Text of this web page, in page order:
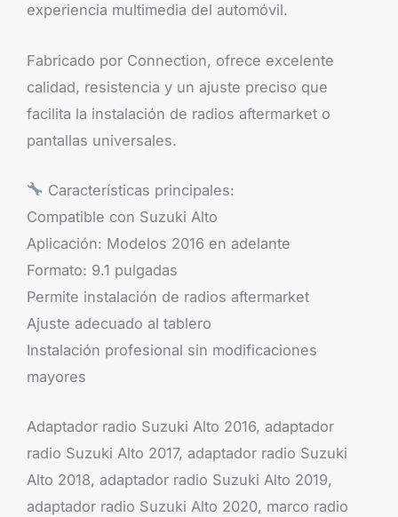
experiencia multimedia del automóvil.
Fabricado por Connection, ofrece excelente
calidad, resistencia y un ajuste preciso que
facilita la instalación de radios aftermarket o
pantallas universales.
Características principales:
Compatible con Suzuki Alto
Aplicación: Modelos 2016 en adelante
Formato: 9.1 pulgadas
Permite instalación de radios aftermarket
Ajuste adecuado al tablero
Instalación profesional sin modificaciones
mayores
Adaptador radio Suzuki Alto 2016, adaptador
radio Suzuki Alto 2017, adaptador radio Suzuki
Alto 2018, adaptador radio Suzuki Alto 2019,
adaptador radio Suzuki Alto 2020, marco radio